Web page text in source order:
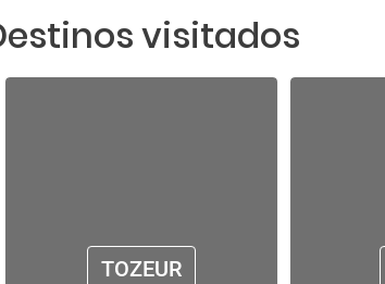
visitados
TOZEUR